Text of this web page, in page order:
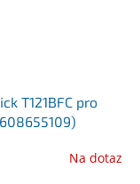
T121BFC pro
Na dotaz